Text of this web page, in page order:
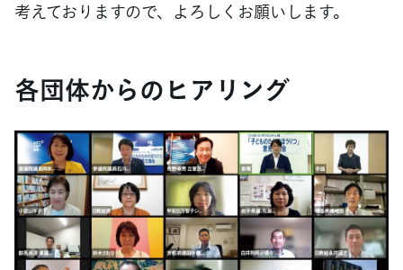
考えておりますので、よろしくお願いします。
各団体からのヒアリング